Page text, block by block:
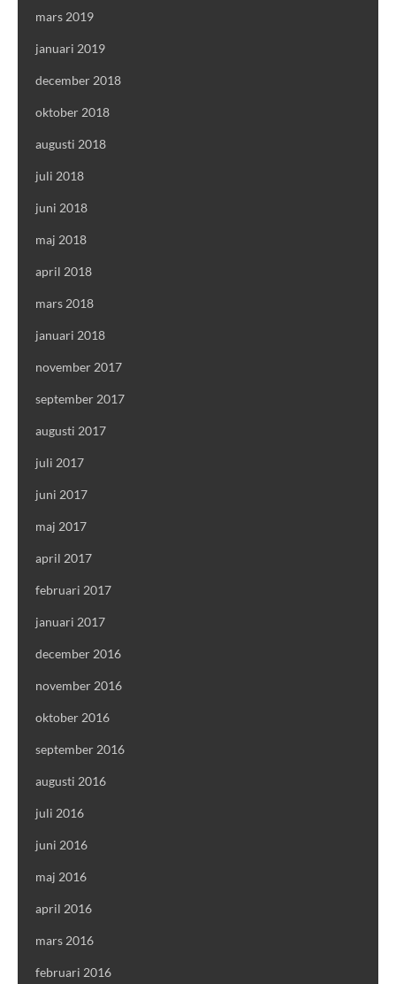
mars 2019
januari 2019
december 2018
oktober 2018
augusti 2018
juli 2018
juni 2018
maj 2018
april 2018
mars 2018
januari 2018
november 2017
september 2017
augusti 2017
juli 2017
juni 2017
maj 2017
april 2017
februari 2017
januari 2017
december 2016
november 2016
oktober 2016
september 2016
augusti 2016
juli 2016
juni 2016
maj 2016
april 2016
mars 2016
februari 2016